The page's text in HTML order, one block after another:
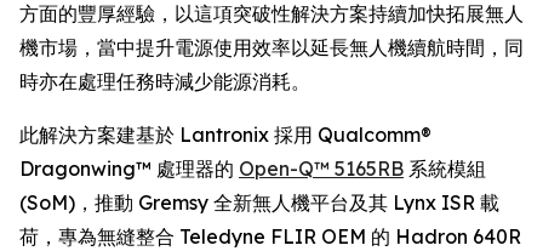
方面的豐厚經驗，以這項突破性解決方案持續加快拓展無人
機市場，當中提升電源使用效率以延長無人機續航時間，同
時亦在處理任務時減少能源消耗。
此解決方案建基於 Lantronix 採用 Qualcomm®
Dragonwing™ 處理器的 Open-Q™ 5165RB 系統模組
(SoM)，推動 Gremsy 全新無人機平台及其 Lynx ISR 載
荷，專為無縫整合 Teledyne FLIR OEM 的 Hadron 640R